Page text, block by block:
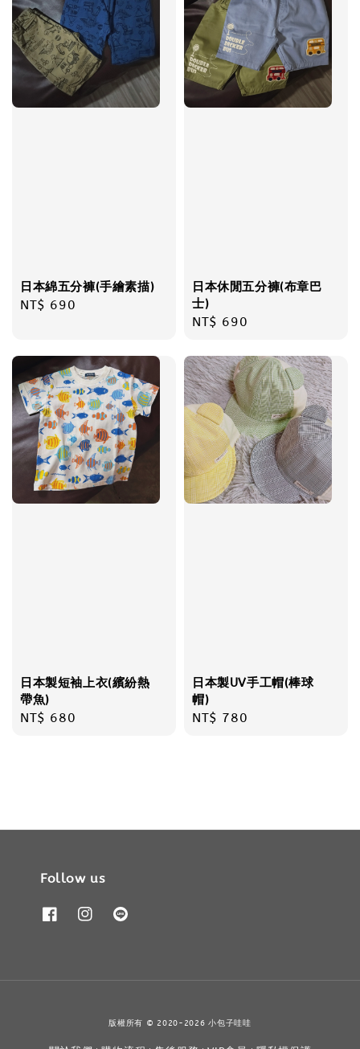
日本綿五分褲(手繪素描)
Regular
NT$ 690
日本休閒五分褲(布章巴
士)
Regular
NT$ 690
日本製短袖上衣(繽紛熱
帶魚)
Regular
NT$ 680
日本製UV手工帽(棒球
帽)
Regular
NT$ 780
Follow us
版權所有 © 2020-2026 小包子哇哇